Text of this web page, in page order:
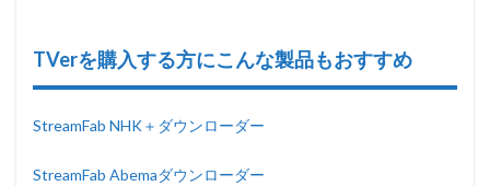
TVerを購入する方にこんな製品もおすすめ
StreamFab NHK＋ダウンローダー
StreamFab Abemaダウンローダー